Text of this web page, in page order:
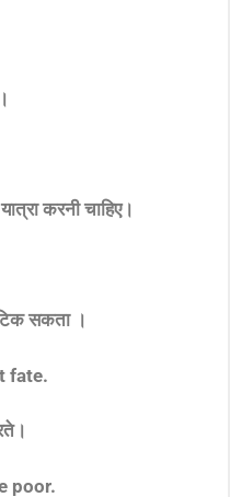
करनी चाहिए।
सकता ।
fate.
poor.